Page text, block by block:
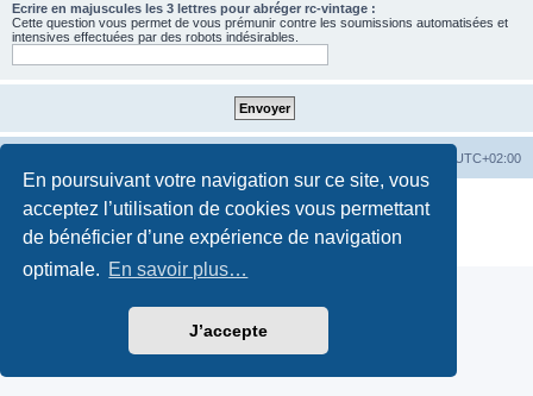
En poursuivant votre navigation sur ce site, vous
acceptez l’utilisation de cookies vous permettant
de bénéficier d’une expérience de navigation
optimale. En savoir plus…
J’accepte
Ecrire en majuscules les 3 lettres pour abréger rc-vintage :
Cette question vous permet de vous prémunir contre les soumissions automatisées et
intensives effectuées par des robots indésirables.
UTC+02:00
Développé par phpBB
® Forum Software © phpBB Limited
Qiaeru
Confidentialité|Conditions